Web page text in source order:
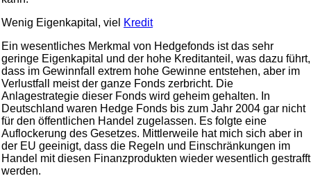
Wenig Eigenkapital, viel Kredit
Ein wesentliches Merkmal von Hedgefonds ist das sehr
geringe Eigenkapital und der hohe Kreditanteil, was dazu führt,
dass im Gewinnfall extrem hohe Gewinne entstehen, aber im
Verlustfall meist der ganze Fonds zerbricht. Die
Anlagestrategie dieser Fonds wird geheim gehalten. In
Deutschland waren Hedge Fonds bis zum Jahr 2004 gar nicht
für den öffentlichen Handel zugelassen. Es folgte eine
Auflockerung des Gesetzes. Mittlerweile hat mich sich aber in
der EU geeinigt, dass die Regeln und Einschränkungen im
Handel mit diesen Finanzprodukten wieder wesentlich gestrafft
werden.